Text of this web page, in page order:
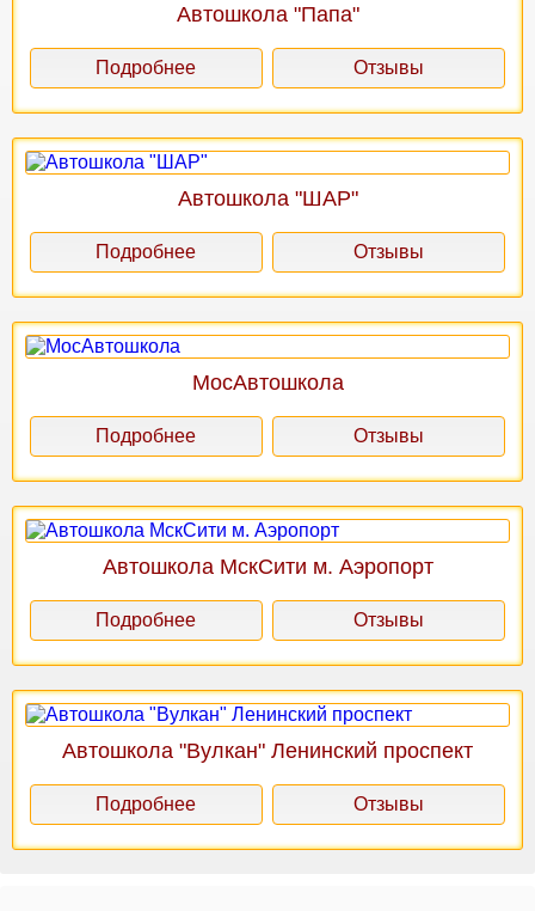
Автошкола "Папа"
Подробнее Отзывы
Автошкола "ШАР"
Подробнее Отзывы
МосАвтошкола
Подробнее Отзывы
Автошкола МскСити м. Аэропорт
Подробнее Отзывы
Автошкола "Вулкан" Ленинский проспект
Подробнее Отзывы